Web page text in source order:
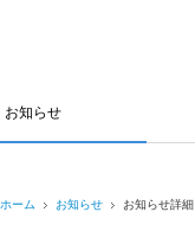
お知らせ
ホーム お知らせ お知らせ詳細